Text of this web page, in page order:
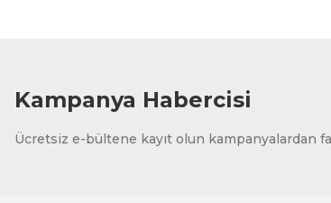
Kampanya Habercisi
Ücretsiz e-bültene kayıt olun kampanyalardan